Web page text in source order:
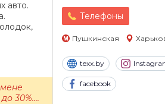
Телефоны
Пушкинская
texx.by
facebook
авто.
30%....